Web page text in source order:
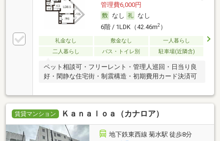
管理費6,000円
なし
なし
6階 / 1LDK（42.46m2）
礼金なし 敷金なし
一人暮らし
二人暮らし
バス・トイレ別 駐車場(近隣含)
ペット相談可・フリーレント・管理人巡回・日当り良
好・閑静な住宅街・制震構造・初期費用カード決済可
賃貸マンション Ｋａｎａｌｏａ（カナロア）
地下鉄東西線 菊水駅 徒歩8分